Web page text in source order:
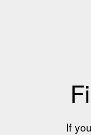
If